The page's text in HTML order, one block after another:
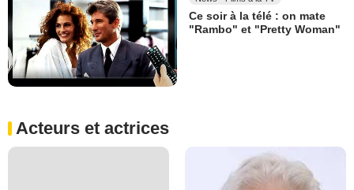
Ce soir à la télé : on mate
"Rambo" et "Pretty Woman"
Acteurs et actrices